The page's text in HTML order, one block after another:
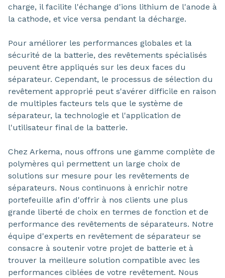
charge, il facilite l'échange d'ions lithium de l'anode à
la cathode, et vice versa pendant la décharge.
Pour améliorer les performances globales et la
sécurité de la batterie, des revêtements spécialisés
peuvent être appliqués sur les deux faces du
séparateur. Cependant, le processus de sélection du
revêtement approprié peut s'avérer difficile en raison
de multiples facteurs tels que le système de
séparateur, la technologie et l'application de
l'utilisateur final de la batterie.
Chez Arkema, nous offrons une gamme complète de
polymères qui permettent un large choix de
solutions sur mesure pour les revêtements de
séparateurs. Nous continuons à enrichir notre
portefeuille afin d'offrir à nos clients une plus
grande liberté de choix en termes de fonction et de
performance des revêtements de séparateurs. Notre
équipe d'experts en revêtement de séparateur se
consacre à soutenir votre projet de batterie et à
trouver la meilleure solution compatible avec les
performances ciblées de votre revêtement. Nous